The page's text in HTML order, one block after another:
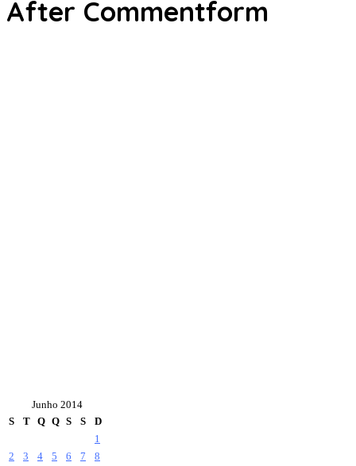
After Commentform
Junho 2014
S
T Q Q S S
D
1
2
3 4 5 6 7
8